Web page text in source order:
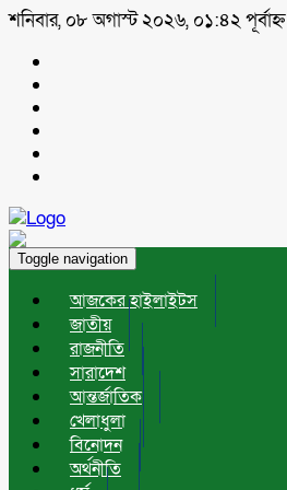
শনিবার, ০৮ অগাস্ট ২০২৬, ০১:৪২ পূর্বাহ্ন
Toggle navigation
আজকের হাইলাইটস
জাতীয়
রাজনীতি
সারাদেশ
আন্তর্জাতিক
খেলাধুলা
বিনোদন
অর্থনীতি